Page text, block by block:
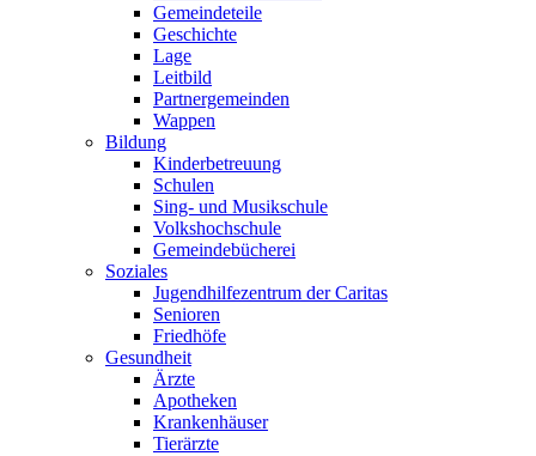
Gemeindeteile
Geschichte
Lage
Leitbild
Partnergemeinden
Wappen
Bildung
Kinderbetreuung
Schulen
Sing- und Musikschule
Volkshochschule
Gemeindebücherei
Soziales
Jugendhilfezentrum der Caritas
Senioren
Friedhöfe
Gesundheit
Ärzte
Apotheken
Krankenhäuser
Tierärzte